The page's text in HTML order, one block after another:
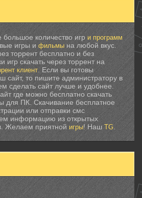
количество игр и программ
игры и фильмы на любой вкус.
торрент бесплатно и без
игр скачать через торрент на
клиент . Если вы готовы
сайт, то пишите администратору в
сделать сайт лучше и удобнее.
где можно бесплатно скачать
для ПК. Скачивание бесплатное
или отправки смс
информацию из открытых
Желаем приятной игры! Наш TG